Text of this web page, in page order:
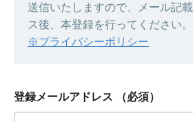
送信いたしますので、メール記
ス後、本登録を行ってください。
※プライバシーポリシー
登録メールアドレス （必須）